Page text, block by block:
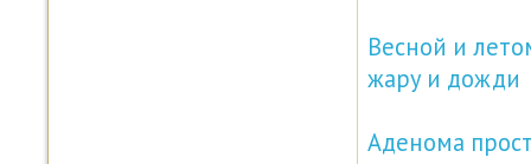
Весной и
жару и дожди
Аденома